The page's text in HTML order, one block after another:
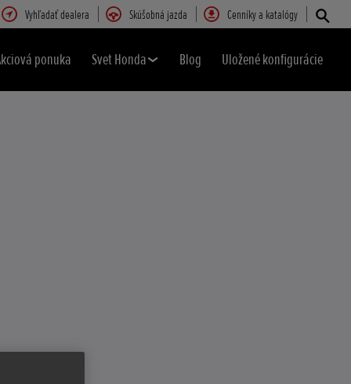
Vyhľadať dealera Skúšobná jazda Cenníky a katalógy
ponuka Svet Honda Blog Uložené konfigurácie